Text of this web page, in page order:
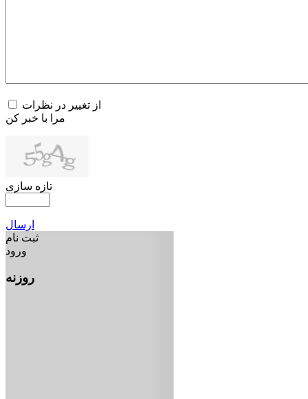
از تغییر در نظرات
مرا با خبر کن
تازه سازی
ارسال
ثبت نام
ورود
روزنه